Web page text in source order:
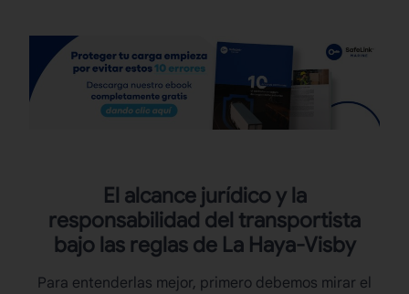
El alcance jurídico y la
responsabilidad del transportista
bajo las reglas de La Haya-Visby
Para entenderlas mejor, primero debemos mirar el